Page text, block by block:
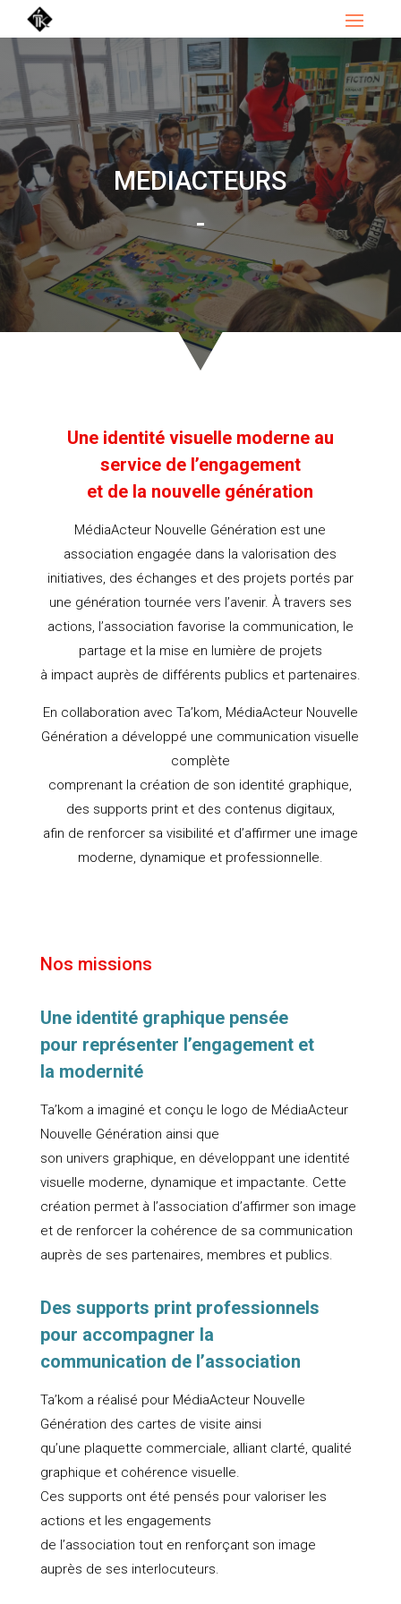
MEDIACTEURS
Une identité visuelle moderne au
service de l’engagement
et de la nouvelle génération
MédiaActeur Nouvelle Génération est une
association engagée dans la valorisation des
initiatives, des échanges et des projets portés par
une génération tournée vers l’avenir. À travers ses
actions, l’association favorise la communication, le
partage et la mise en lumière de projets
à impact auprès de différents publics et partenaires.
En collaboration avec Ta’kom, MédiaActeur Nouvelle
Génération a développé une communication visuelle
complète
comprenant la création de son identité graphique,
des supports print et des contenus digitaux,
afin de renforcer sa visibilité et d’affirmer une image
moderne, dynamique et professionnelle.
Nos missions
Une identité graphique pensée
pour représenter l’engagement et
la modernité
Ta’kom a imaginé et conçu le logo de MédiaActeur
Nouvelle Génération ainsi que
son univers graphique, en développant une identité
visuelle moderne, dynamique et impactante. Cette
création permet à l’association d’affirmer son image
et de renforcer la cohérence de sa communication
auprès de ses partenaires, membres et publics.
Des supports print professionnels
pour accompagner la
communication de l’association
Ta’kom a réalisé pour MédiaActeur Nouvelle
Génération des cartes de visite ainsi
qu’une plaquette commerciale, alliant clarté, qualité
graphique et cohérence visuelle.
Ces supports ont été pensés pour valoriser les
actions et les engagements
de l’association tout en renforçant son image
auprès de ses interlocuteurs.